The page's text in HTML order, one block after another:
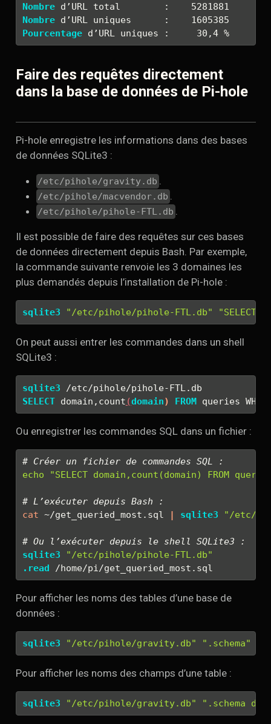
Nombre d’URL total        :    5281881
Nombre d’URL uniques      :    1605385
Pourcentage d’URL uniques :     30,4 %
Faire des requêtes directement
dans la base de données de Pi-hole
Pi-hole enregistre les informations dans des bases
de données SQLite3 :
/etc/pihole/gravity.db .
/etc/pihole/macvendor.db .
/etc/pihole/pihole-FTL.db .
Il est possible de faire des requêtes sur ces bases
de données directement depuis Bash. Par exemple,
la commande suivante renvoie les 3 domaines les
plus demandés depuis l’installation de Pi-hole :
sqlite3 "/etc/pihole/pihole-FTL.db" "SELECT
On peut aussi entrer les commandes dans un shell
SQLite3 :
sqlite3 /etc/pihole/pihole-FTL.db
SELECT domain,count (domain) FROM queries
Ou enregistrer les commandes SQL dans un fichier :
# Créer un fichier de commandes SQL :
echo
"SELECT domain,count(domain) FROM
# L’exécuter depuis Bash :
cat ~/get_queried_most.sql | sqlite3 "/etc/
# Ou l’exécuter depuis le shell SQLite3 :
sqlite3
"/etc/pihole/pihole-FTL.db"
.read /home/pi/get_queried_most.sql
Pour afficher les noms des tables d’une base de
données :
sqlite3 "/etc/pihole/gravity.db" ".schema"
Pour afficher les noms des champs d’une table :
sqlite3 "/etc/pihole/gravity.db" ".schema